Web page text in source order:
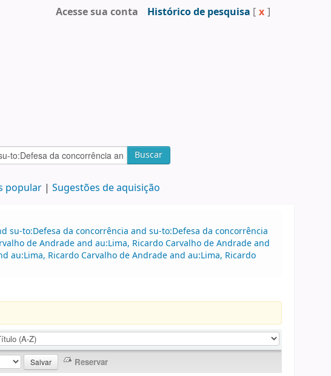
Acesse sua conta Histórico de pesquisa [ x ]
Buscar
popular Sugestões de aquisição
su-to:Defesa da concorrência and su-to:Defesa da concorrência
de Andrade and au:Lima, Ricardo Carvalho de Andrade and
au:Lima, Ricardo Carvalho de Andrade and au:Lima, Ricardo